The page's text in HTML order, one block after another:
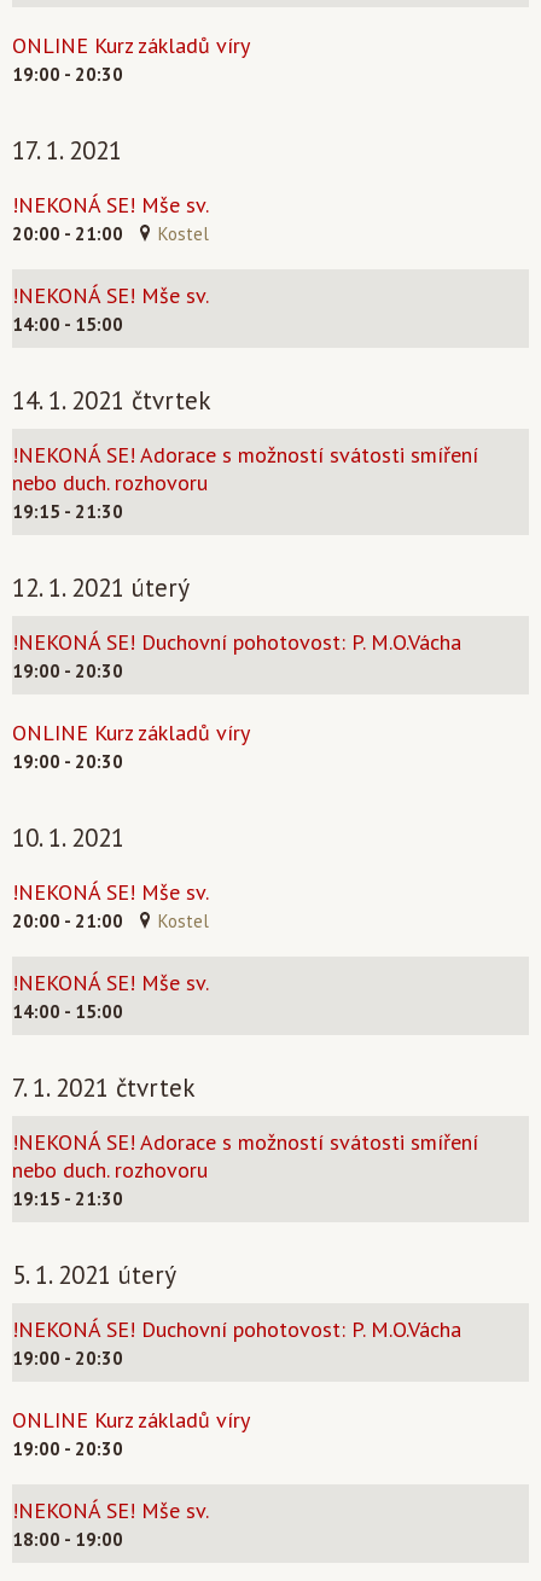
ONLINE Kurz základů víry
19:00 - 20:30
17. 1. 2021
!NEKONÁ SE! Mše sv.
20:00 - 21:00 Kostel
!NEKONÁ SE! Mše sv.
14:00 - 15:00
14. 1. 2021 čtvrtek
!NEKONÁ SE! Adorace s možností svátosti smíření
nebo duch. rozhovoru
19:15 - 21:30
12. 1. 2021 úterý
!NEKONÁ SE! Duchovní pohotovost: P. M.O.Vácha
19:00 - 20:30
ONLINE Kurz základů víry
19:00 - 20:30
10. 1. 2021
!NEKONÁ SE! Mše sv.
20:00 - 21:00 Kostel
!NEKONÁ SE! Mše sv.
14:00 - 15:00
7. 1. 2021 čtvrtek
!NEKONÁ SE! Adorace s možností svátosti smíření
nebo duch. rozhovoru
19:15 - 21:30
5. 1. 2021 úterý
!NEKONÁ SE! Duchovní pohotovost: P. M.O.Vácha
19:00 - 20:30
ONLINE Kurz základů víry
19:00 - 20:30
!NEKONÁ SE! Mše sv.
18:00 - 19:00